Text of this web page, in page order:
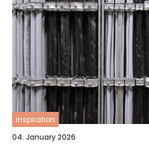
inspiration
04. January 2026